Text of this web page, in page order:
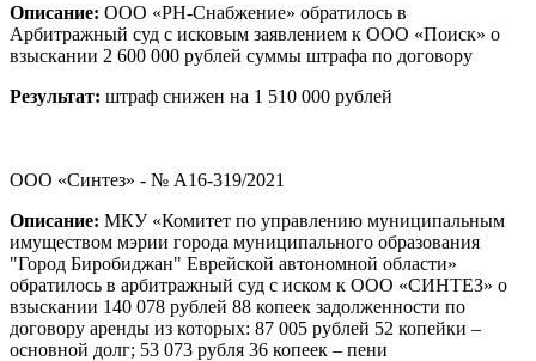
Описание: ООО «РН-Снабжение» обратилось в
Арбитражный суд с исковым заявлением к ООО «Поиск» о
взыскании 2 600 000 рублей суммы штрафа по договору
Результат: штраф снижен на 1 510 000 рублей
ООО «Синтез» - № А16-319/2021
Описание: МКУ «Комитет по управлению муниципальным
имуществом мэрии города муниципального образования
"Город Биробиджан" Еврейской автономной области»
обратилось в арбитражный суд с иском к ООО «СИНТЕЗ» о
взыскании 140 078 рублей 88 копеек задолженности по
договору аренды из которых: 87 005 рублей 52 копейки –
основной долг; 53 073 рубля 36 копеек – пени